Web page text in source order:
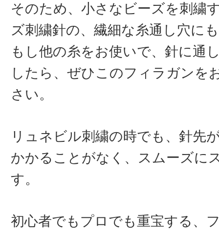
そのため、小さなビーズを刺繍
ズ刺繍針の、繊細な糸通し穴に
もし他の糸をお使いで、針に通
したら、ぜひこのフィラガンを
さい。
リュネビル刺繍の時でも、針先
かかることがなく、スムーズに
す。
初心者でもプロでも重宝する、